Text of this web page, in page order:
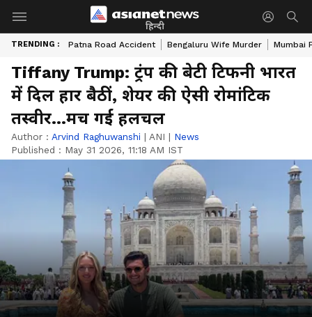
हिन्दी
TRENDING : Patna Road Accident Bengaluru Wife Murder Mumbai
Tiffany Trump: ट्रंप की बेटी टिफनी भारत
में दिल हार बैठीं, शेयर की ऐसी रोमांटिक
तस्वीर...मच गई हलचल
Author : Arvind Raghuwanshi | ANI | News
Published : May 31 2026, 11:18 AM IST